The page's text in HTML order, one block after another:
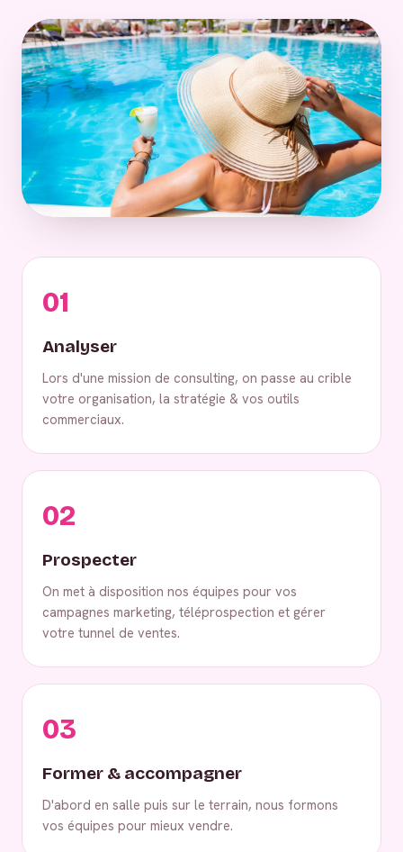
01
Analyser
Lors d'une mission de consulting, on passe au crible
votre organisation, la stratégie & vos outils
commerciaux.
02
Prospecter
On met à disposition nos équipes pour vos
campagnes marketing, téléprospection et gérer
votre tunnel de ventes.
03
Former & accompagner
D'abord en salle puis sur le terrain, nous formons
vos équipes pour mieux vendre.